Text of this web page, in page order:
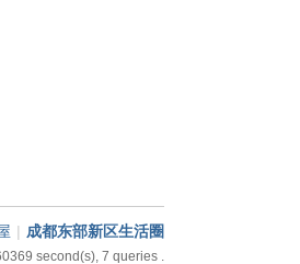
| 成都东部新区生活圈
second(s), 7 queries .